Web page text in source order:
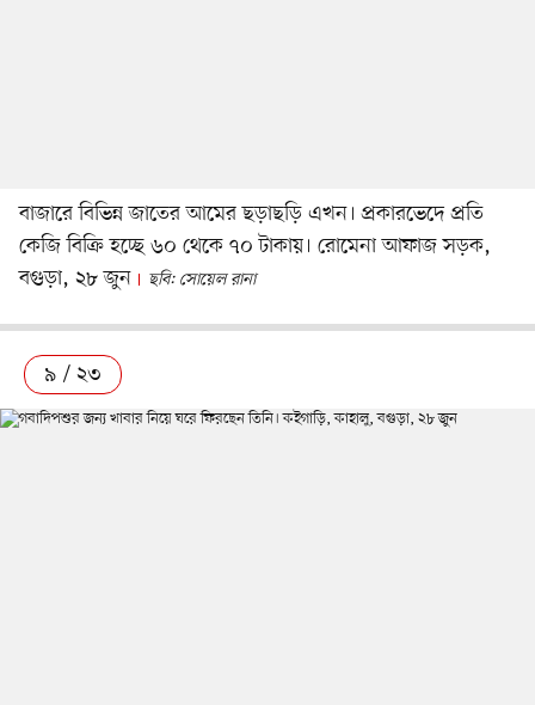
বাজারে বিভিন্ন জাতের আমের ছড়াছড়ি এখন। প্রকারভেদে প্রতি
কেজি বিক্রি হচ্ছে ৬০ থেকে ৭০ টাকায়। রোমেনা আফাজ সড়ক,
বগুড়া, ২৮ জুন
ছবি: সোয়েল রানা
৯ / ২৩